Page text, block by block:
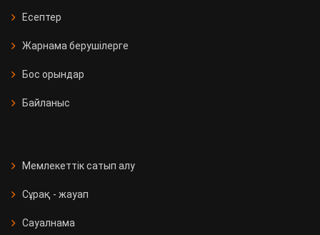
Есептер
Жарнама берушілерге
Бос орындар
Байланыс
Мемлекеттік сатып алу
Сұрақ - жауап
Сауалнама